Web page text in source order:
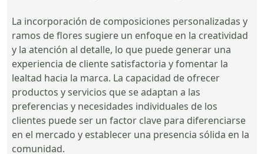
La incorporación de composiciones personalizadas y
ramos de flores sugiere un enfoque en la creatividad
y la atención al detalle, lo que puede generar una
experiencia de cliente satisfactoria y fomentar la
lealtad hacia la marca. La capacidad de ofrecer
productos y servicios que se adaptan a las
preferencias y necesidades individuales de los
clientes puede ser un factor clave para diferenciarse
en el mercado y establecer una presencia sólida en la
comunidad.